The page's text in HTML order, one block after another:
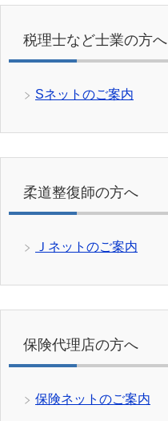
税理士など士業の方へ
Sネットのご案内
柔道整復師の方へ
Ｊネットのご案内
保険代理店の方へ
保険ネットのご案内